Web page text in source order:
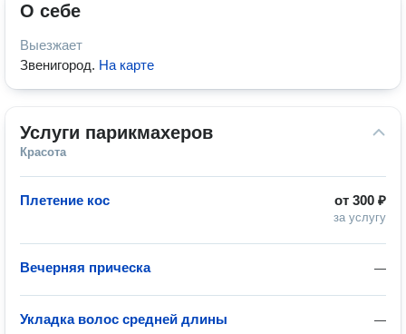
О себе
Выезжает
Звенигород. На карте
Услуги парикмахеров
Красота
от 300 ₽
за услугу
Плетение кос
—
Вечерняя прическа
—
Укладка волос средней длины